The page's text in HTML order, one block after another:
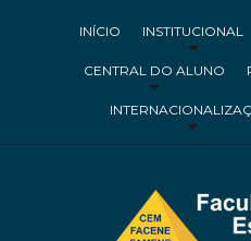
INÍCIO INSTITUCIONAL
CENTRAL DO ALUNO